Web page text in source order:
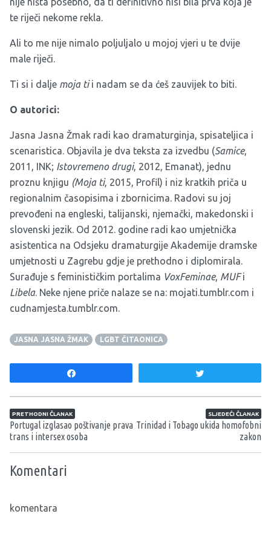
te riječi nekome rekla.
Ali to me nije nimalo poljuljalo u mojoj vjeri u te dvije
male riječi.
Ti si i dalje moja tii nadam se da ćeš zauvijek to biti.
O autorici:
Jasna Jasna Žmak radi kao dramaturginja, spisateljica i
scenaristica. Objavila je dva teksta za izvedbu (Samice,
2011, INK; Istovremeno drugi, 2012, Emanat), jednu
proznu knjigu (Moja ti, 2015, Profil) i niz kratkih priča u
regionalnim časopisima i zbornicima. Radovi su joj
prevođeni na engleski, talijanski, njemački, makedonski i
slovenski jezik. Od 2012. godine radi kao umjetnička
asistentica na Odsjeku dramaturgije Akademije dramske
umjetnosti u Zagrebu gdje je prethodno i diplomirala.
Surađuje s feminističkim portalima VoxFeminae, MUFi
Libela. Neke njene priče nalaze se na: mojati.tumblr.com i
cudnamjesta.tumblr.com.
JASNA JASNA ŽMAK LGBT ČITAONICA
Navigacija članaka
PRETHODNI ČLANAK
Portugal izglasao poštivanje prava
trans i intersex osoba
SLJEDEĆI ČLANAK
Trinidad i Tobago ukida homofobni
zakon
Komentari
komentara